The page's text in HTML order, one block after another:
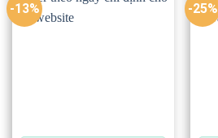
Có thể thay đổi:
-13% -25%